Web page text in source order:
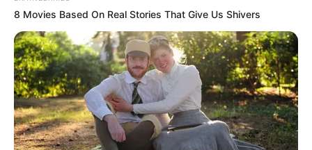
τον χαμό του αγρότη, ο οποίος ήταν ιδιαίτερα
γνωστός στην ευρύτερη περιοχή.
Τελευταία νέα
Μάστιγα οι απάτες – Πώς οι επιτήδειοι
εξαπατούν τους πολίτες
8 Movies Based On Real Stories That Give Us Shivers